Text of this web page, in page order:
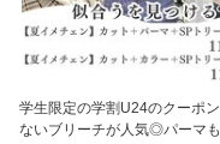
学生限定の学割U24のクーポ
ないブリーチが人気◎パーマ